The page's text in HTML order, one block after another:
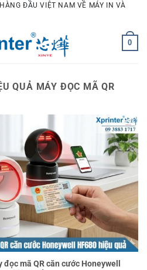
ĐẦU VIỆT NAM VỀ MÁY IN VÀ
0
QUẢ MÁY ĐỌC MÃ QR
mã QR căn cước Honeywell